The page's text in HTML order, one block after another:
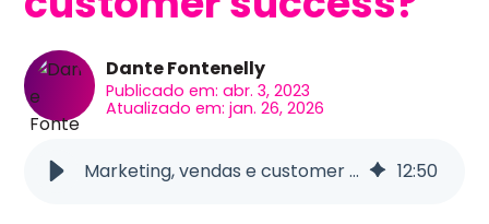
Dante Fontenelly
Publicado em: abr. 3, 2023
Atualizado em: jan. 26, 2026
Marketing, vendas e customer success: centralizando operações 12:50